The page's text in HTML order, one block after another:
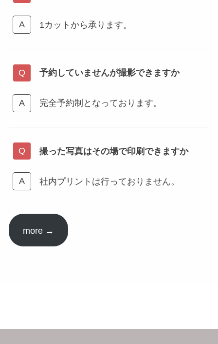
1カットから承ります。
予約していませんが撮影できますか
完全予約制となっております。
撮った写真はその場で印刷できますか
社内プリントは行っておりません。
more →